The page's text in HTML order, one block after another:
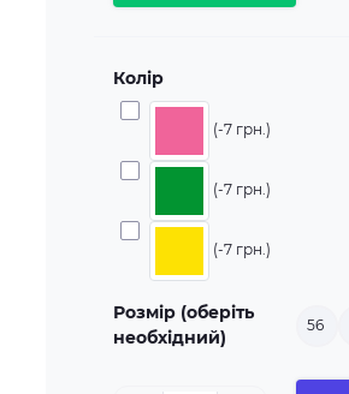
Колір
(-7 грн.)
(-7 грн.)
(-7 грн.)
Розмір (оберіть
необхідний)
56